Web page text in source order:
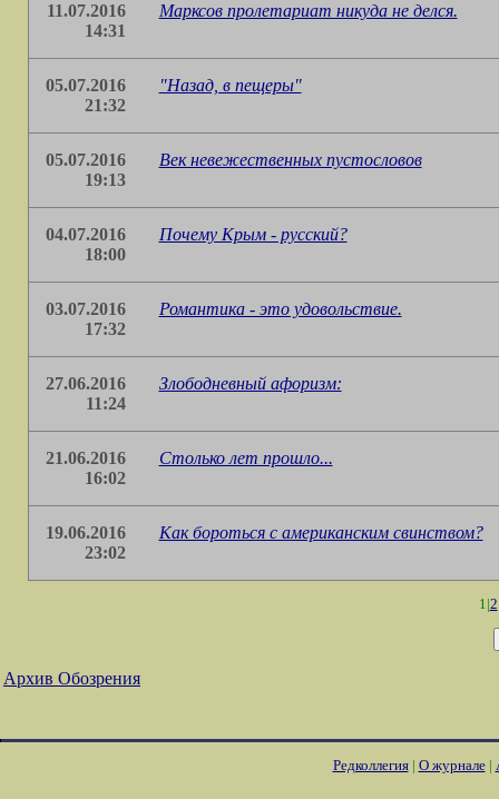
11.07.2016
14:31
Марксов пролетариат никуда не делся.
05.07.2016
21:32
"Назад, в пещеры"
05.07.2016
19:13
Век невежественных пустословов
04.07.2016
18:00
Почему Крым - русский?
03.07.2016
17:32
Романтика - это удовольствие.
27.06.2016
11:24
Злободневный афоризм:
21.06.2016
16:02
Столько лет прошло...
19.06.2016
23:02
Как бороться с американским свинством?
1|2
Архив Обозрения
Редколлегия| О журнале|